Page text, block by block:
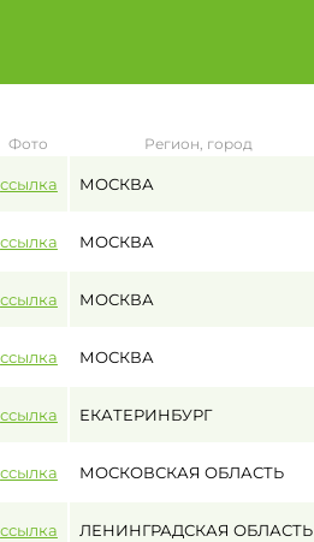
Фото Регион, город
ссылка МОСКВА
ссылка МОСКВА
ссылка МОСКВА
ссылка МОСКВА
ссылка ЕКАТЕРИНБУРГ
ссылка МОСКОВСКАЯ ОБЛАСТЬ
ссылка ЛЕНИНГРАДСКАЯ ОБЛАСТЬ